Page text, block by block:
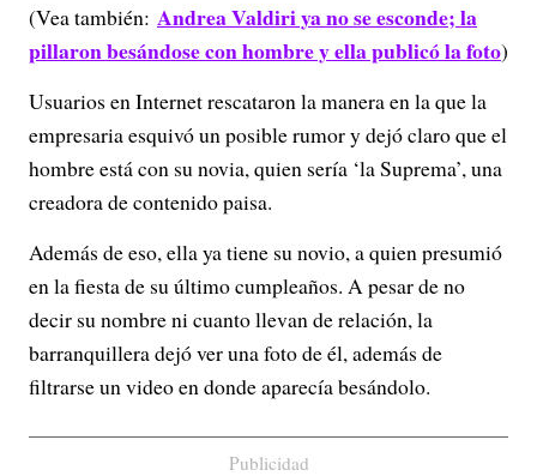
e
o
(Vea también: Andrea Valdiri ya no se esconde; la
pillaron besándose con hombre y ella publicó la foto)
Usuarios en Internet rescataron la manera en la que la
empresaria esquivó un posible rumor y dejó claro que el
hombre está con su novia, quien sería ‘la Suprema’, una
creadora de contenido paisa.
Además de eso, ella ya tiene su novio, a quien presumió
en la fiesta de su último cumpleaños. A pesar de no
decir su nombre ni cuanto llevan de relación, la
barranquillera dejó ver una foto de él, además de
filtrarse un video en donde aparecía besándolo.
Publicidad